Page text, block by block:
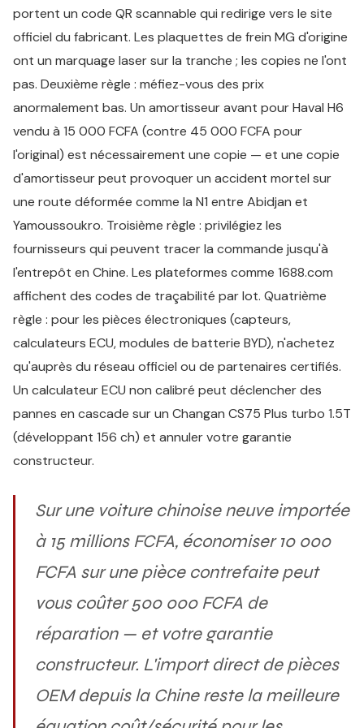
portent un code QR scannable qui redirige vers le site
officiel du fabricant. Les plaquettes de frein MG d'origine
ont un marquage laser sur la tranche ; les copies ne l'ont
pas. Deuxième règle : méfiez-vous des prix
anormalement bas. Un amortisseur avant pour Haval H6
vendu à 15 000 FCFA (contre 45 000 FCFA pour
l'original) est nécessairement une copie — et une copie
d'amortisseur peut provoquer un accident mortel sur
une route déformée comme la N1 entre Abidjan et
Yamoussoukro. Troisième règle : privilégiez les
fournisseurs qui peuvent tracer la commande jusqu'à
l'entrepôt en Chine. Les plateformes comme 1688.com
affichent des codes de traçabilité par lot. Quatrième
règle : pour les pièces électroniques (capteurs,
calculateurs ECU, modules de batterie BYD), n'achetez
qu'auprès du réseau officiel ou de partenaires certifiés.
Un calculateur ECU non calibré peut déclencher des
pannes en cascade sur un Changan CS75 Plus turbo 1.5T
(développant 156 ch) et annuler votre garantie
constructeur.
Sur une voiture chinoise neuve importée
à 15 millions FCFA, économiser 10 000
FCFA sur une pièce contrefaite peut
vous coûter 500 000 FCFA de
réparation — et votre garantie
constructeur. L'import direct de pièces
OEM depuis la Chine reste la meilleure